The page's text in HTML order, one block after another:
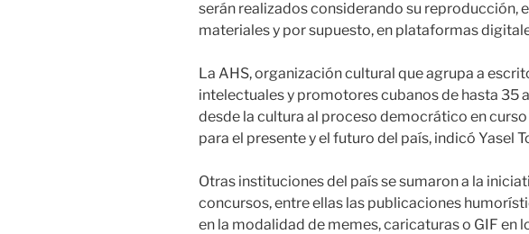
serán realizados considerando su reproducción,
materiales y por supuesto, en plataformas
La AHS, organización cultural que agrupa a
intelectuales y promotores cubanos de hasta 35
desde la cultura al proceso democrático en
para el presente y el futuro del país, indicó Yasel
Otras instituciones del país se sumaron a la
concursos, entre ellas las publicaciones
en la modalidad de memes, caricaturas o GIF en